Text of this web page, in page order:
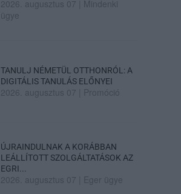
2026. augusztus 07
Mindenki
ügye
TANULJ NÉMETÜL OTTHONRÓL: A
DIGITÁLIS TANULÁS ELŐNYEI
2026. augusztus 07 Promóció
ÚJRAINDULNAK A KORÁBBAN
LEÁLLÍTOTT SZOLGÁLTATÁSOK AZ
EGRI...
2026. augusztus 07 Eger ügye